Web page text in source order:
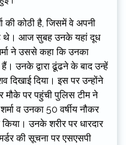
की कोठी है, जिसमें वे अपनी
थे। आज सुबह उनके यहां दूध
ने उससे कहा कि उनका
उनके द्वारा ढूंढने के बाद उन्हें
दिया। इस पर उन्होंने
पर पहुंची पुलिस टीम ने
व उनका 50 वर्षीय नौकर
उनके शरीर पर धारदार
की सूचना पर एसएसपी